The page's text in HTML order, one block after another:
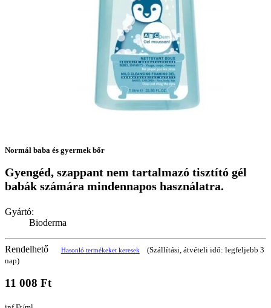
Normál baba és gyermek bőr
Gyengéd, szappant nem tartalmazó tisztító gél
babák számára mindennapos használatra.
Gyártó:
Bioderma
Rendelhető Hasonló termékeket keresek
(Szállítási, átvételi idő: legfeljebb 3
nap)
11 008 Ft